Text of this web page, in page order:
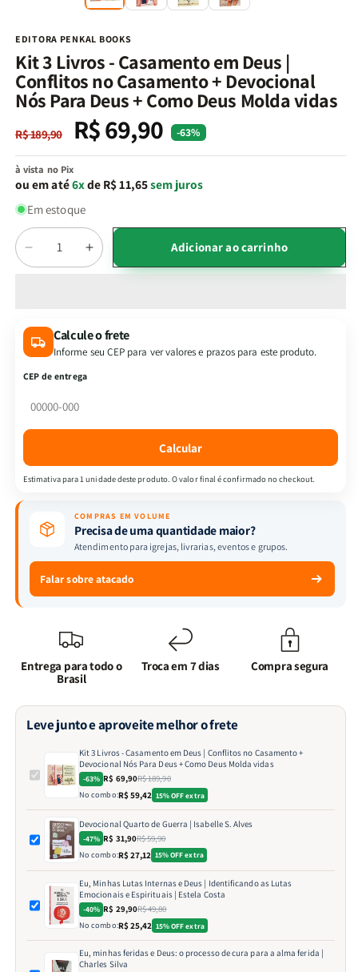
EDITORA PENKAL BOOKS
Kit 3 Livros - Casamento em Deus |
Conflitos no Casamento + Devocional
Nós Para Deus + Como Deus Molda vidas
Preço
normal
R$ 189,90
Preço
promocional
R$ 69,90 -63%
à vista no Pix
ou em até6xde R$ 11,65sem juros
Em estoque
Quantidade
Diminuir
a
3
Livros
-
em
no
Casamento
Devocional
Nós
Deus
+
Molda
Aumentar
a
3
Livros
no
Casamento
Devocional
Nós
Deus
vidas
Adicionar ao carrinho
Calcule o frete
Informe seu CEP para ver valores e prazos para este produto.
CEP de entrega
Calcular
Estimativa para 1 unidade deste produto. O valor final é confirmado no checkout.
COMPRAS EM VOLUME
Precisa de uma quantidade maior?
Atendimento para igrejas, livrarias, eventos e grupos.
Falar sobre atacado
Entrega para todo o
Brasil
Troca em 7 dias Compra segura
Leve junto e aproveite melhor o frete
Kit 3 Livros - Casamento em Deus | Conflitos no Casamento +
Devocional Nós Para Deus + Como Deus Molda vidas
-63% R$ 69,90R$ 189,90
No combo:R$ 59,42 15% OFF extra
Devocional Quarto de Guerra | Isabelle S. Alves
-47% R$ 31,90R$ 59,90
No combo:R$ 27,12 15% OFF extra
Eu, Minhas Lutas Internas e Deus | Identificando as Lutas
Emocionais e Espirituais | Estela Costa
-40% R$ 29,90R$ 49,80
No combo:R$ 25,42 15% OFF extra
Eu, minhas feridas e Deus: o processo de cura para a alma ferida |
Charles Silva